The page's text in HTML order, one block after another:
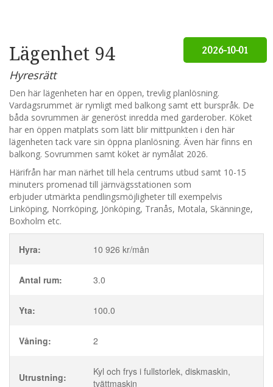
2026-10-01
Lägenhet 94
Hyresrätt
Den här lägenheten har en öppen, trevlig planlösning.
Vardagsrummet är rymligt med balkong samt ett burspråk. De
båda sovrummen är generöst inredda med garderober. Köket
har en öppen matplats som lätt blir mittpunkten i den här
lägenheten tack vare sin öppna planlösning. Även här finns en
balkong. Sovrummen samt köket är nymålat 2026.
Härifrån har man närhet till hela centrums utbud samt 10-15
minuters promenad till järnvägsstationen som
erbjuder utmärkta pendlingsmöjligheter till exempelvis
Linköping, Norrköping, Jönköping, Tranås, Motala, Skänninge,
Boxholm etc.
Hyra: 10 926 kr/mån
Antal rum: 3.0
Yta: 100.0
Våning: 2
Utrustning:
Kyl och frys i fullstorlek, diskmaskin,
tvättmaskin